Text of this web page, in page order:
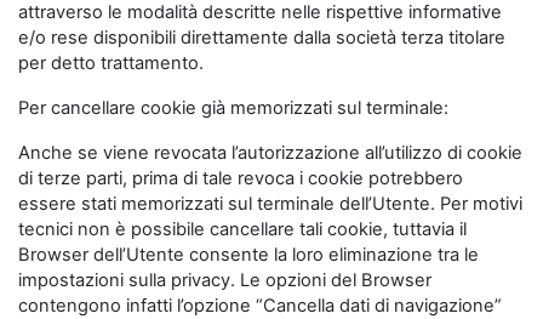
attraverso le modalità descritte nelle rispettive informative
e/o rese disponibili direttamente dalla società terza titolare
per detto trattamento.
Per cancellare cookie già memorizzati sul terminale:
Anche se viene revocata l’autorizzazione all’utilizzo di cookie
di terze parti, prima di tale revoca i cookie potrebbero
essere stati memorizzati sul terminale dell’Utente. Per motivi
tecnici non è possibile cancellare tali cookie, tuttavia il
Browser dell’Utente consente la loro eliminazione tra le
impostazioni sulla privacy. Le opzioni del Browser
contengono infatti l’opzione “Cancella dati di navigazione”